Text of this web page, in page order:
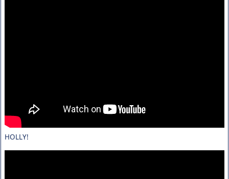
HOLLY!